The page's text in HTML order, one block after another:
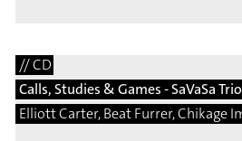
// CD
Calls, Studies & Games - SaVaSa Trio